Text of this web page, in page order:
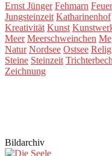
Ernst Jünger Fehmarn
Jungsteinzeit Katharinenhof
Kreativität Kunst
Meer Meerschweinchen
Natur Nordsee Ostsee
Steine Steinzeit
Zeichnung
Bildarchiv